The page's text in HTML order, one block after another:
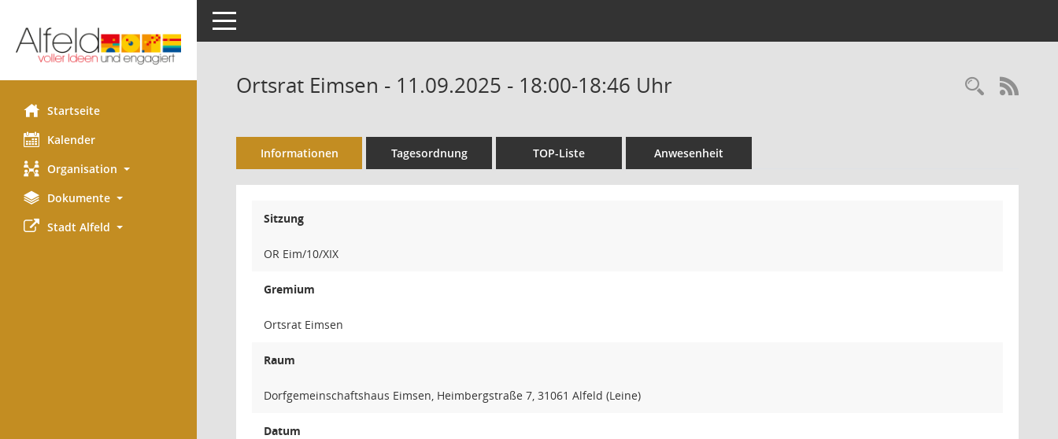
Startseite
Kalender
Organisation
Dokumente
Stadt Alfeld
Toggle navigation
Ortsrat Eimsen - 11.09.2025 - 18:00-18:46 Uhr
Informationen Tagesordnung TOP-Liste Anwesenheit
Sitzung
OR Eim/10/XIX
Gremium
Ortsrat Eimsen
Raum
Dorfgemeinschaftshaus Eimsen, Heimbergstraße 7, 31061 Alfeld (Leine)
Datum